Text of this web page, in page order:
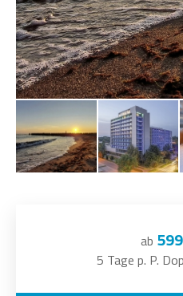
ab
5 Tage p. P.